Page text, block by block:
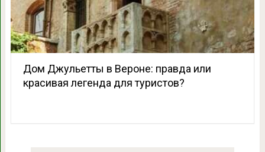
Дом Джульетты в Вероне: правда или
красивая легенда для туристов?